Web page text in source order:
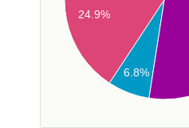
24.9%
6.8%